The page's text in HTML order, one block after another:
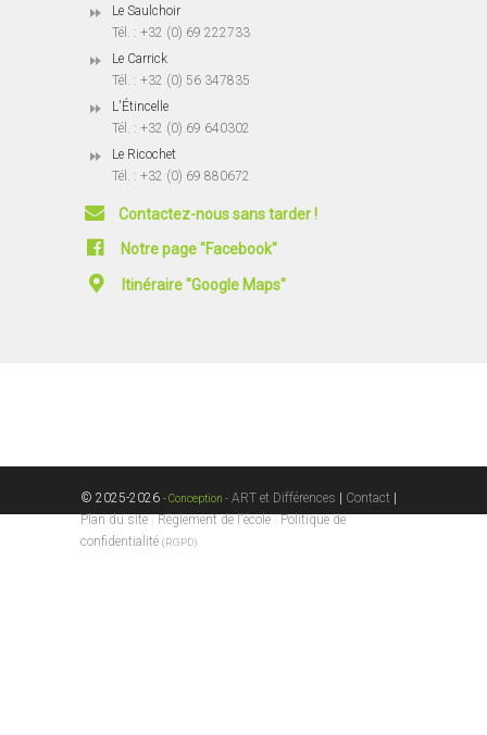
Le Saulchoir
Tél. : +32 (0) 69 222733
Le Carrick
Tél. : +32 (0) 56 347835
L'Étincelle
Tél. : +32 (0) 69 640302
Le Ricochet
Tél. : +32 (0) 69 880672
Contactez-nous sans tarder !
Notre page "Facebook"
Itinéraire "Google Maps"
© 2025-2026 - Conception - ART et Différences Contact
Plan du site
Règlement de l'école
Politique de
confidentialité (RGPD)